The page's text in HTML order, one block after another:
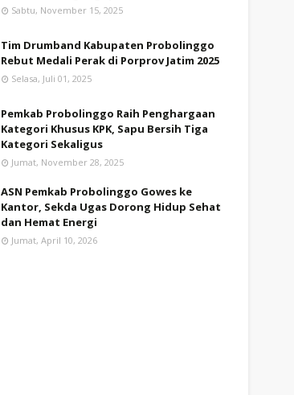
Sabtu, November 15, 2025
Tim Drumband Kabupaten Probolinggo
Rebut Medali Perak di Porprov Jatim 2025
Selasa, Juli 01, 2025
Pemkab Probolinggo Raih Penghargaan
Kategori Khusus KPK, Sapu Bersih Tiga
Kategori Sekaligus
Jumat, November 28, 2025
ASN Pemkab Probolinggo Gowes ke
Kantor, Sekda Ugas Dorong Hidup Sehat
dan Hemat Energi
Jumat, April 10, 2026